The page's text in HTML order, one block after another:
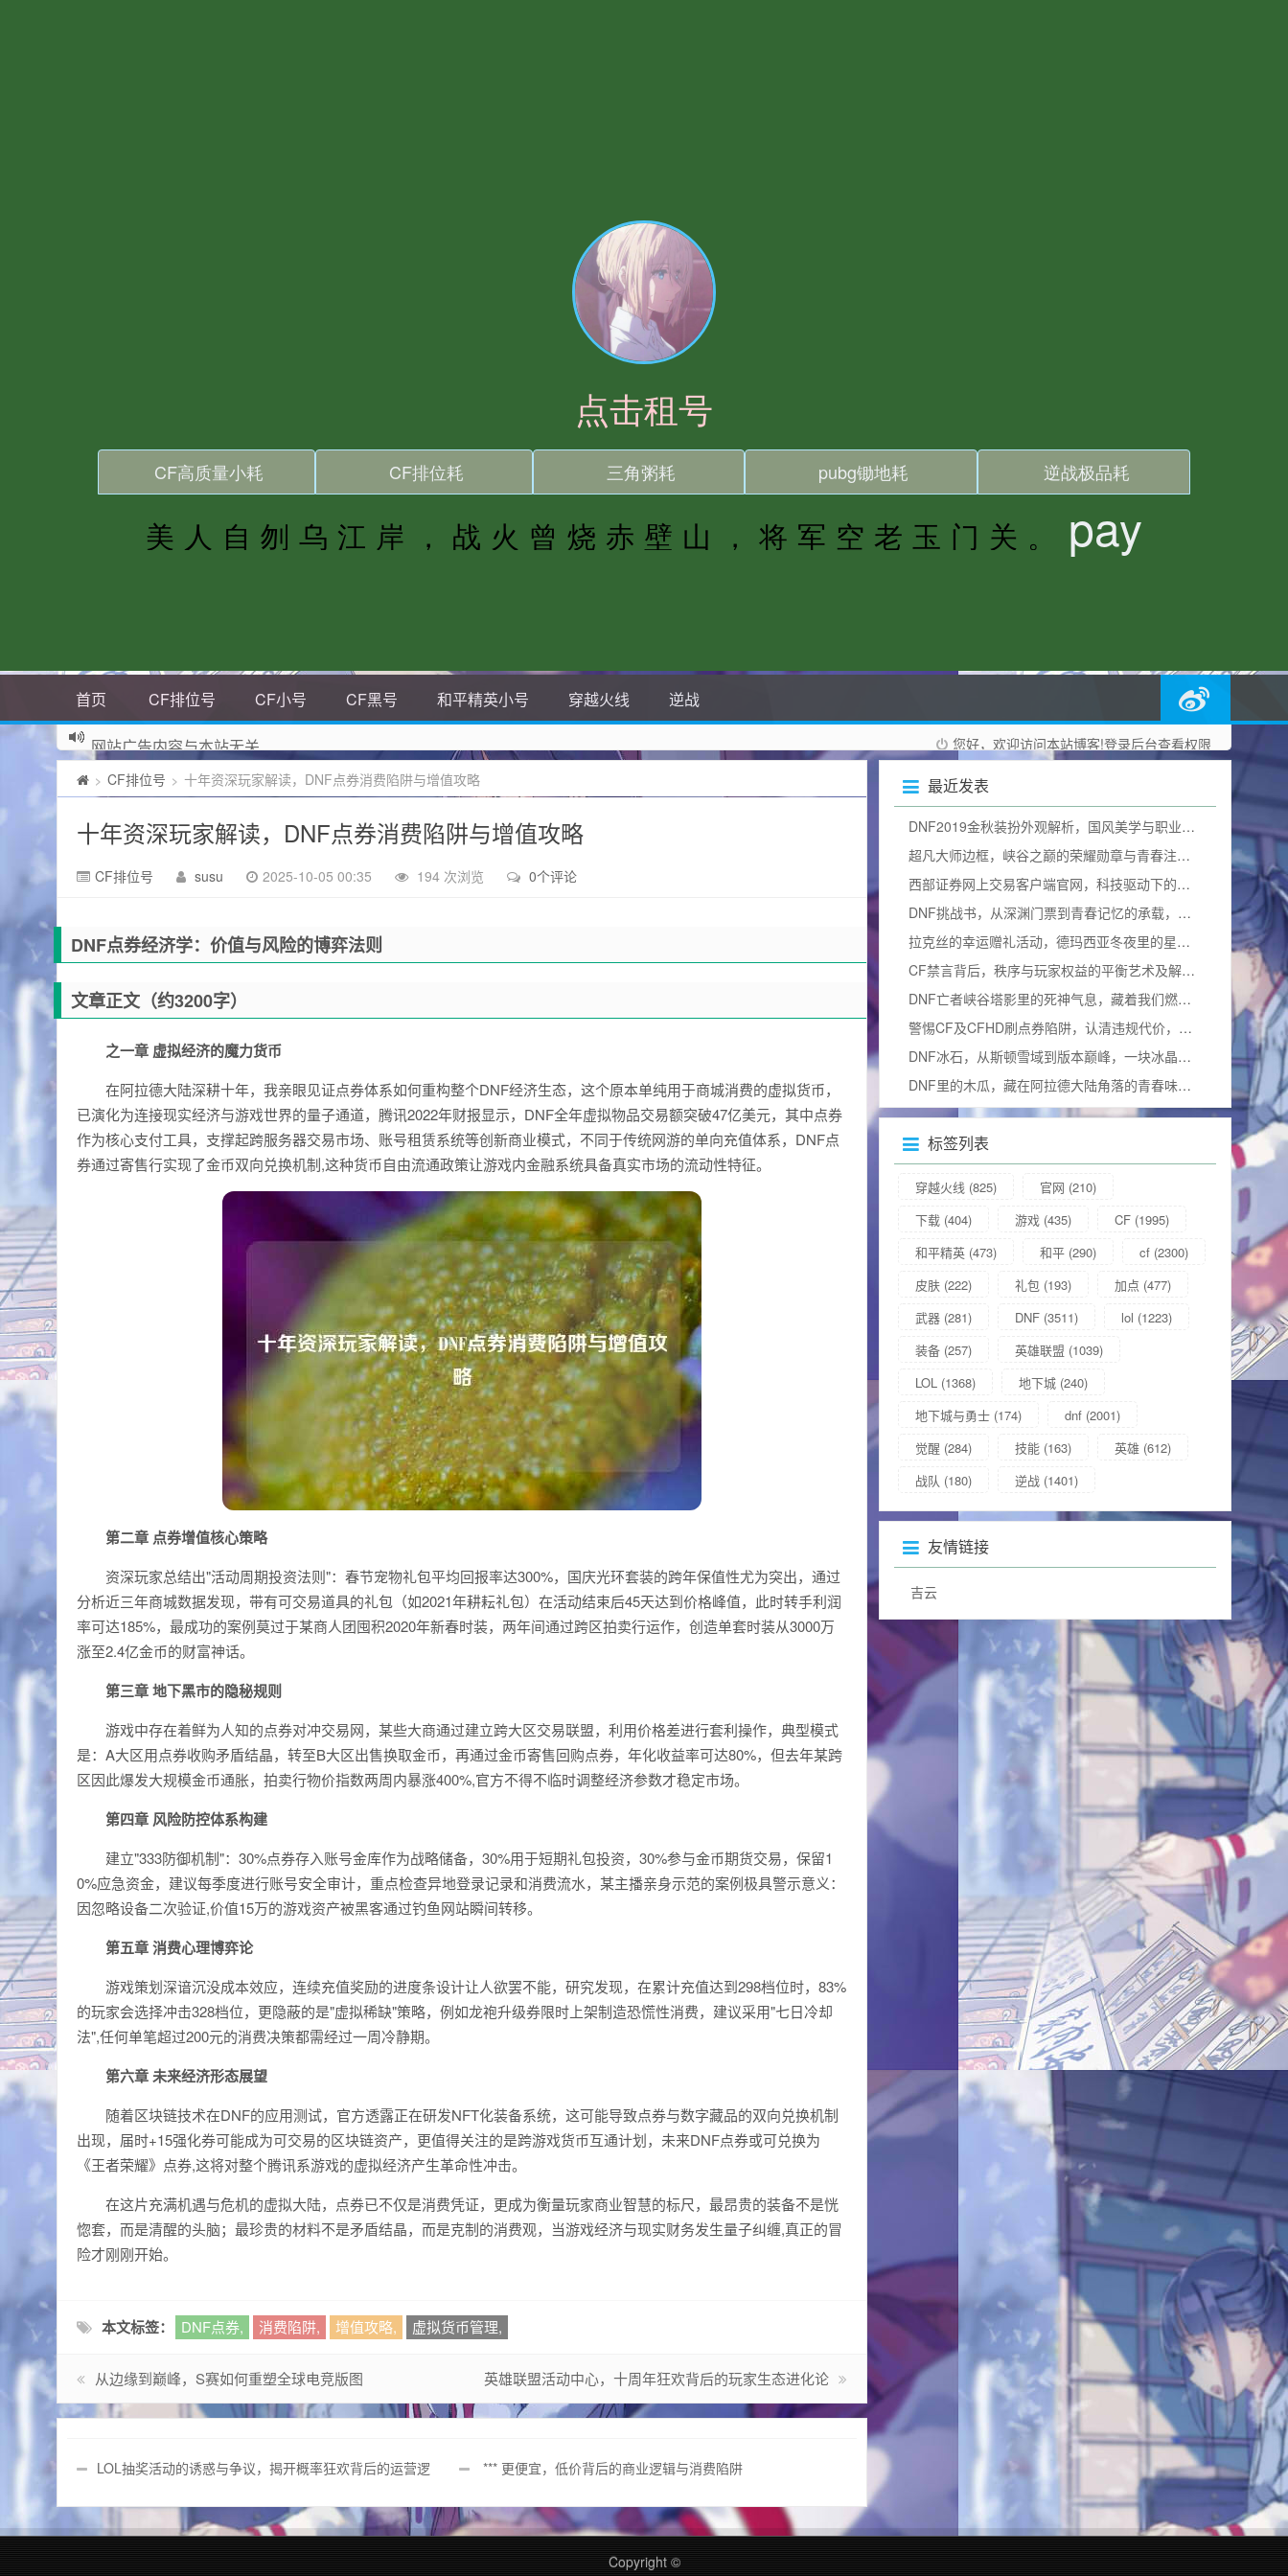
首页 CF排位号 CF小号 CF黑号 和平精英小号 穿越火线 逆战
您好，欢迎访问本站博客!登录后台查看权限
网站广告内容与本站无关
> CF排位号 > 十年资深玩家解读，DNF点券消费陷阱与增值攻略
十年资深玩家解读，DNF点券消费陷阱与增值攻略
CF排位号 susu 2025-10-05 00:35 194 次浏览 0个评论
DNF点券经济学：价值与风险的博弈法则
文章正文（约3200字）
之一章 虚拟经济的魔力货币
在阿拉德大陆深耕十年，我亲眼见证点券体系如何重构整个DNF经济生态，这个原本单纯用于商城消费的虚拟货币，
已演化为连接现实经济与游戏世界的量子通道，腾讯2022年财报显示，DNF全年虚拟物品交易额突破47亿美元，其中点券
作为核心支付工具，支撑起跨服务器交易市场、账号租赁系统等创新商业模式，不同于传统网游的单向充值体系，DNF点
券通过寄售行实现了金币双向兑换机制,这种货币自由流通政策让游戏内金融系统具备真实市场的流动性特征。
第二章 点券增值核心策略
资深玩家总结出"活动周期投资法则"：春节宠物礼包平均回报率达300%，国庆光环套装的跨年保值性尤为突出，通过
分析近三年商城数据发现，带有可交易道具的礼包（如2021年耕耘礼包）在活动结束后45天达到价格峰值，此时转手利润
率可达185%，最成功的案例莫过于某商人团囤积2020年新春时装，两年间通过跨区拍卖行运作，创造单套时装从3000万
涨至2.4亿金币的财富神话。
第三章 地下黑市的隐秘规则
游戏中存在着鲜为人知的点券对冲交易网，某些大商通过建立跨大区交易联盟，利用价格差进行套利操作，典型模式
是：A大区用点券收购矛盾结晶，转至B大区出售换取金币，再通过金币寄售回购点券，年化收益率可达80%，但去年某跨
区因此爆发大规模金币通胀，拍卖行物价指数两周内暴涨400%,官方不得不临时调整经济参数才稳定市场。
第四章 风险防控体系构建
建立"333防御机制"：30%点券存入账号金库作为战略储备，30%用于短期礼包投资，30%参与金币期货交易，保留1
0%应急资金，建议每季度进行账号安全审计，重点检查异地登录记录和消费流水，某主播亲身示范的案例极具警示意义：
因忽略设备二次验证,价值15万的游戏资产被黑客通过钓鱼网站瞬间转移。
第五章 消费心理博弈论
游戏策划深谙沉没成本效应，连续充值奖励的进度条设计让人欲罢不能，研究发现，在累计充值达到298档位时，83%
的玩家会选择冲击328档位，更隐蔽的是"虚拟稀缺"策略，例如龙袍升级券限时上架制造恐慌性消费，建议采用"七日冷却
法",任何单笔超过200元的消费决策都需经过一周冷静期。
第六章 未来经济形态展望
随着区块链技术在DNF的应用测试，官方透露正在研发NFT化装备系统，这可能导致点券与数字藏品的双向兑换机制
出现，届时+15强化券可能成为可交易的区块链资产，更值得关注的是跨游戏货币互通计划，未来DNF点券或可兑换为
《王者荣耀》点券,这将对整个腾讯系游戏的虚拟经济产生革命性冲击。
在这片充满机遇与危机的虚拟大陆，点券已不仅是消费凭证，更成为衡量玩家商业智慧的标尺，最昂贵的装备不是恍
惚套，而是清醒的头脑；最珍贵的材料不是矛盾结晶，而是克制的消费观，当游戏经济与现实财务发生量子纠缠,真正的冒
险才刚刚开始。
本文标签： DNF点券, 消费陷阱, 增值攻略, 虚拟货币管理,
从边缘到巅峰，S赛如何重塑全球电竞版图 英雄联盟活动中心，十周年狂欢背后的玩家生态进化论
LOL抽奖活动的诱惑与争议，揭开概率狂欢背后的运营逻
*** 更便宜，低价背后的商业逻辑与消费陷阱
最近发表
DNF2019金秋装扮外观解析，国风美学与职业特色完美融合的女格斗风采
超凡大师边框，峡谷之巅的荣耀勋章与青春注脚，怎么让它闪耀？
西部证券网上交易客户端官网，科技驱动下的智能投资新体验
DNF挑战书，从深渊门票到青春记忆的承载，它到底有什么用？
拉克丝的幸运赠礼活动，德玛西亚冬夜里的星光暖意
CF禁言背后，秩序与玩家权益的平衡艺术及解除指南
DNF亡者峡谷塔影里的死神气息，藏着我们燃烧的青春，它到底有什么用？
警惕CF及CFHD刷点券陷阱，认清违规代价，树立正确游戏观
DNF冰石，从斯顿雪域到版本巅峰，一块冰晶背后的阿拉德史诗与冰石碎片
DNF里的木瓜，藏在阿拉德大陆角落的青春味道dnf木瓜有什么用
标签列表
穿越火线 (825) 官网 (210)
下载 (404) 游戏 (435) CF (1995)
和平精英 (473) 和平 (290) cf (2300)
皮肤 (222) 礼包 (193) 加点 (477)
武器 (281) DNF (3511) lol (1223)
装备 (257) 英雄联盟 (1039)
LOL (1368) 地下城 (240)
地下城与勇士 (174) dnf (2001)
觉醒 (284) 技能 (163) 英雄 (612)
战队 (180) 逆战 (1401)
友情链接
吉云
Copyright ©